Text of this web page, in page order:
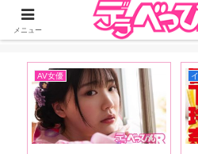
ジーオーティーが運営するちょっとHなニ
DMMアフィリエイトが含まれ
おすすめ記事
メニュー